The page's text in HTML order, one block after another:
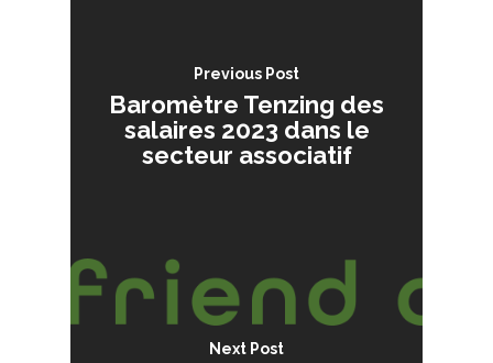
Previous Post
Baromètre Tenzing des
salaires 2023 dans le
secteur associatif
Next Post